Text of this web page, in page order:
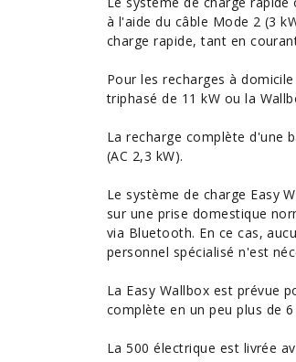
à l'aide du câble Mode 2 (3
charge rapide, tant en
Pour les recharges à
triphasé de 11 kW ou la
La recharge complète d'une
(AC 2,3 kW).
Le système de charge Easy
sur une prise domestique
via Bluetooth. En ce cas,
personnel spécialisé n'est
La Easy Wallbox est prévue
complète en un peu plus de 6
La 500 électrique est livrée